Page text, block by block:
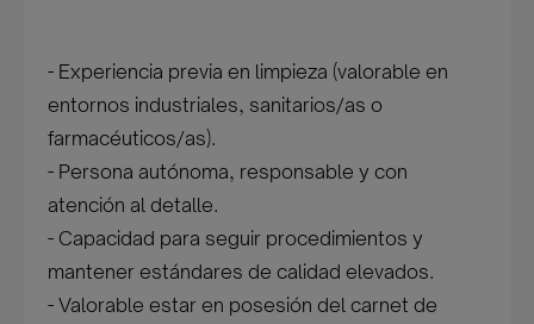
- Experiencia previa en limpieza (valorable en
entornos industriales, sanitarios/as o
farmacéuticos/as).
- Persona autónoma, responsable y con
atención al detalle.
- Capacidad para seguir procedimientos y
mantener estándares de calidad elevados.
- Valorable estar en posesión del carnet de